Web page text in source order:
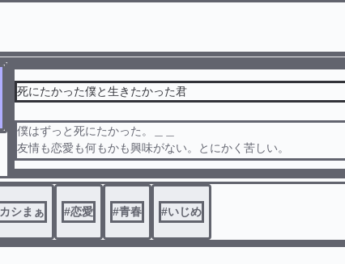
死にたかった僕と生きたかった君
僕はずっと死にたかった。＿＿
友情も恋愛も何もかも興味がない。とにかく苦しい。
だから死にたかった。でも、君と出会って、僕の世界は変わっ
しかった。
でも、君との日々は続かなかった＿。
カシまぁ #恋愛 #青春 #いじめ